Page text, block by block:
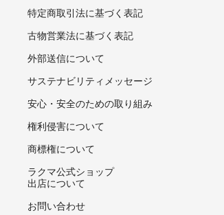
特定商取引法に基づく表記
古物営業法に基づく表記
外部送信について
サステナビリティメッセージ
安心・安全のための取り組み
権利侵害について
商標権について
ラクマ公式ショップ
出店について
お問い合わせ